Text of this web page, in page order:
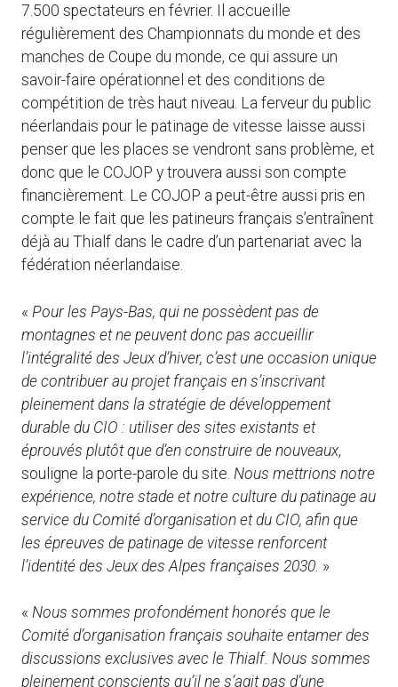
7.500 spectateurs en février. Il accueille
régulièrement des Championnats du monde et des
manches de Coupe du monde, ce qui assure un
savoir-faire opérationnel et des conditions de
compétition de très haut niveau. La ferveur du public
néerlandais pour le patinage de vitesse laisse aussi
penser que les places se vendront sans problème, et
donc que le COJOP y trouvera aussi son compte
financièrement. Le COJOP a peut-être aussi pris en
compte le fait que les patineurs français s’entraînent
déjà au Thialf dans le cadre d’un partenariat avec la
fédération néerlandaise.
« Pour les Pays-Bas, qui ne possèdent pas de
montagnes et ne peuvent donc pas accueillir
l’intégralité des Jeux d’hiver, c’est une occasion unique
de contribuer au projet français en s’inscrivant
pleinement dans la stratégie de développement
durable du CIO : utiliser des sites existants et
éprouvés plutôt que d’en construire de nouveaux,
souligne la porte-parole du site. Nous mettrions notre
expérience, notre stade et notre culture du patinage au
service du Comité d’organisation et du CIO, afin que
les épreuves de patinage de vitesse renforcent
l’identité des Jeux des Alpes françaises 2030. »
« Nous sommes profondément honorés que le
Comité d’organisation français souhaite entamer des
discussions exclusives avec le Thialf. Nous sommes
pleinement conscients qu’il ne s’agit pas d’une